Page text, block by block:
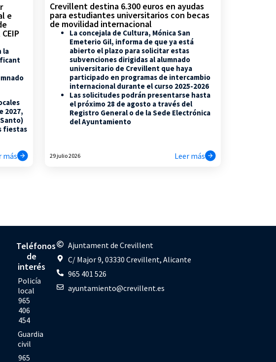
e
la
2027,
fiestas
más
Crevillent destina 6.300 euros en ayudas
para estudiantes universitarios con becas
de movilidad internacional
La concejala de Cultura, Mónica San
Emeterio Gil, informa de que ya está
abierto el plazo para solicitar estas
subvenciones dirigidas al alumnado
universitario de Crevillent que haya
participado en programas de intercambio
internacional durante el curso 2025-2026
Las solicitudes podrán presentarse hasta
el próximo 28 de agosto a través del
Registro General o de la Sede Electrónica
del Ayuntamiento
29 julio 2026 Leer más
Teléfonos
de
interés
Policía
local
965
406
454
Guardia
civil
965
Ajuntament de Crevillent
C/ Major 9, 03330 Crevillent, Alicante
965 401 526
ayuntamiento@crevillent.es